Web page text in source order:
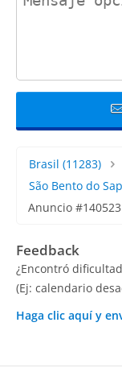
Brasil (11283)
São Bento do
Anuncio #140523
Feedback
¿Encontró
(Ej: calendario
Haga clic aquí y